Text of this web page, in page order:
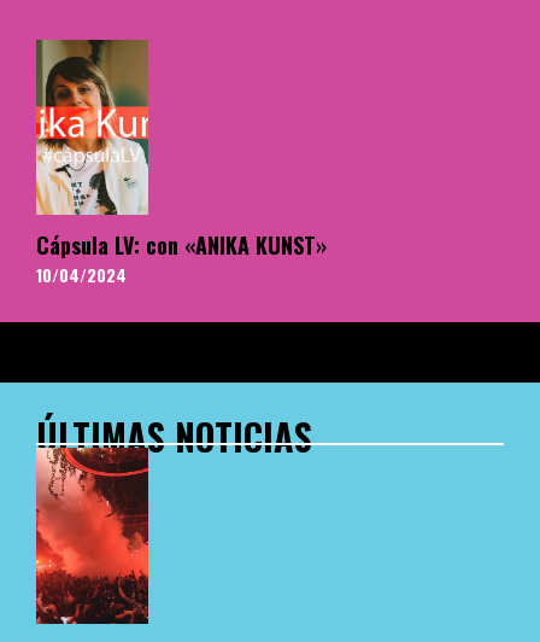
Cápsula LV: con «ANIKA KUNST»
10/04/2024
ÚLTIMAS NOTICIAS